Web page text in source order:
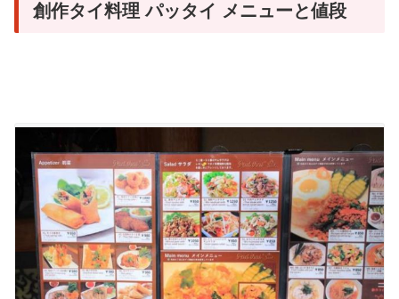
創作タイ料理 パッタイ メニューと値段